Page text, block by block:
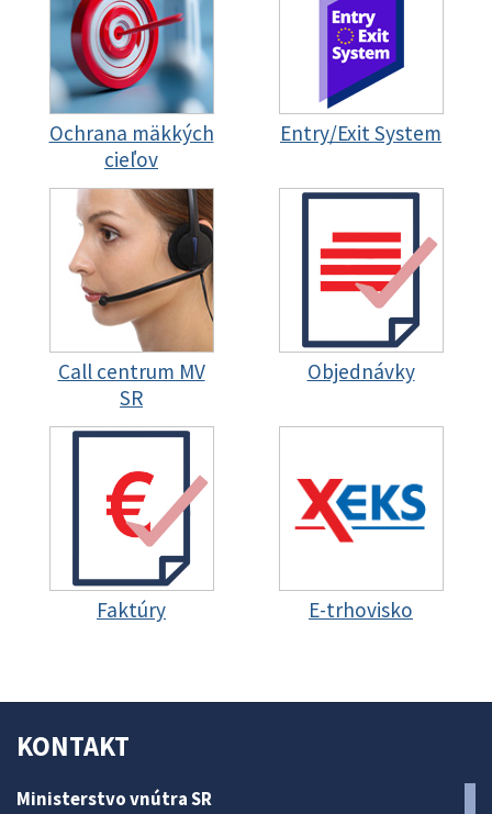
Ochrana mäkkých
cieľov
Entry/Exit System
Call centrum MV
SR
Objednávky
Faktúry E-trhovisko
KONTAKT
Ministerstvo vnútra SR